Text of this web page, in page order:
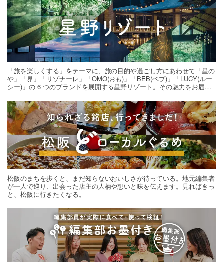
「旅を楽しくする」をテーマに、旅の目的や過ごし方にあわせて「星の
や」「界」「リゾナーレ」「OMO(おも)」「BEB(ベブ)」「LUCY(ルー
シー)」の 6 つのブランドを展開する星野リゾート。その魅力をお届け
松阪のまちを歩くと、まだ知らないおいしさが待っている。地元編集者
が一人で巡り、出会った店主の人柄や想いと味を伝えます。見ればきっ
と、松阪に行きたくなる。